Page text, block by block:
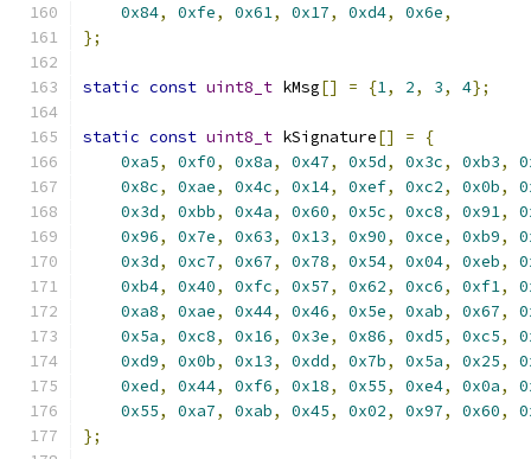
0x84, 0xfe, 0x61, 0x17, 0xd4, 0x6e,
};
static const uint8_t kMsg[] = {1, 2, 3, 4};
static const uint8_t kSignature[] =
{
0xa5, 0xf0, 0x8a, 0x47, 0x5d, 0x3c, 0xb3,
0x8c, 0xae, 0x4c, 0x14, 0xef, 0xc2, 0x0b,
0x3d, 0xbb, 0x4a, 0x60, 0x5c, 0xc8, 0x91,
0x96, 0x7e, 0x63, 0x13, 0x90, 0xce, 0xb9,
0x3d, 0xc7, 0x67, 0x78, 0x54, 0x04, 0xeb,
0xb4, 0x40, 0xfc, 0x57, 0x62, 0xc6, 0xf1,
0xa8, 0xae, 0x44, 0x46, 0x5e, 0xab, 0x67,
0x5a, 0xc8, 0x16, 0x3e, 0x86, 0xd5, 0xc5,
0xd9, 0x0b, 0x13, 0xdd, 0x7b, 0x5a, 0x25,
0xed, 0x44, 0xf6, 0x18, 0x55, 0xe4, 0x0a,
0x55, 0xa7, 0xab, 0x45, 0x02, 0x97, 0x60,
};